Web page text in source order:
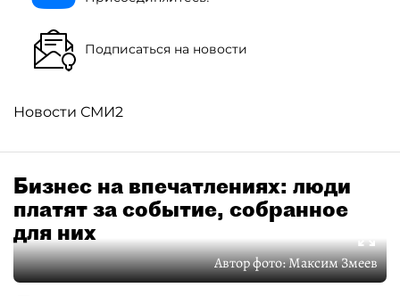
Подписаться на новости
Новости СМИ2
Бизнес на впечатлениях: люди
платят за событие, собранное
для них
Автор фото:Максим Змеев